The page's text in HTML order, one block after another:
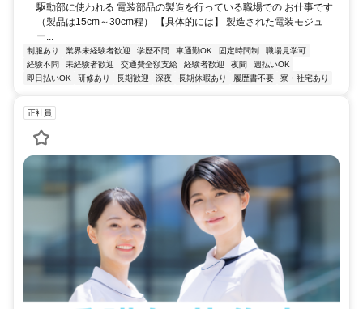
駆動部に使われる 電装部品の製造を行っている職場での お仕事です
（製品は15cm～30cm程） 【具体的には】 製造された電装モジュ
ー...
制服あり 業界未経験者歓迎 学歴不問 車通勤OK 固定時間制
職場見学可
経験不問
未経験者歓迎 交通費全額支給 経験者歓迎 夜間
週払いOK
即日払いOK
研修あり 長期歓迎 深夜 長期休暇あり 履歴書不要 寮・社宅あり
正社員